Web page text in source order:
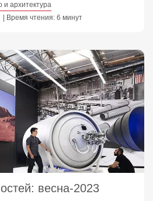
и архитектура
| Время чтения: 6 минут
весна-2023